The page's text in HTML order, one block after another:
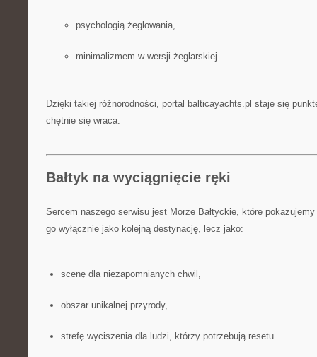
psychologią żeglowania,
minimalizmem w wersji żeglarskiej.
Dzięki takiej różnorodności, portal balticayachts.pl staje się
chętnie się wraca.
Bałtyk na wyciągnięcie ręki
Sercem naszego serwisu jest Morze Bałtyckie, które
go wyłącznie jako kolejną destynację, lecz jako:
scenę dla niezapomnianych chwil,
obszar unikalnej przyrody,
strefę wyciszenia dla ludzi, którzy potrzebują resetu.